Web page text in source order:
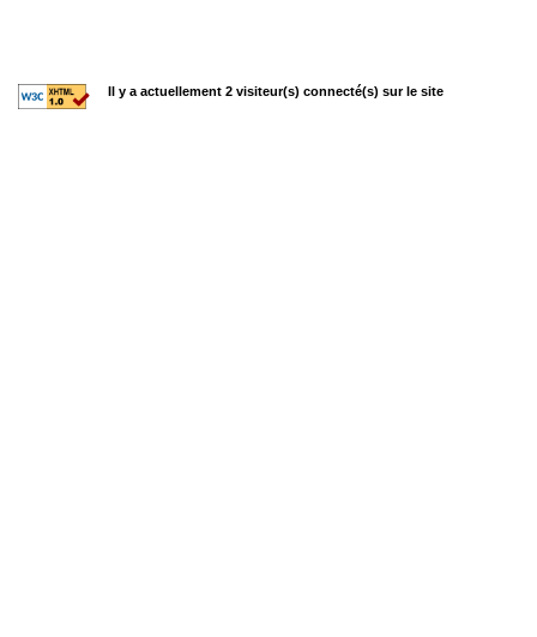
Il y a actuellement 2 visiteur(s) connecté(s) sur le site